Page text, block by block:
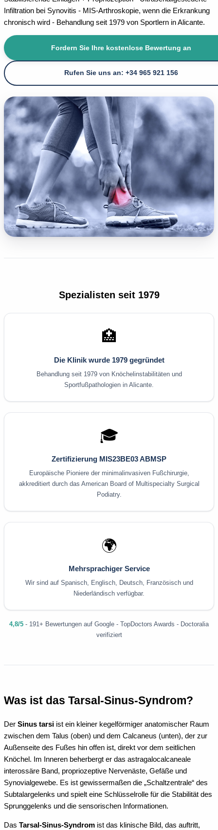
Infiltration bei Synovitis - MIS-Arthroskopie, wenn die Erkrankung
chronisch wird - Behandlung seit 1979 von Sportlern in Alicante.
Fordern Sie Ihre kostenlose Bewertung an
Rufen Sie uns an: +34 965 921 156
Spezialisten seit 1979
🏥
Die Klinik wurde 1979 gegründet
Behandlung seit 1979 von Knöchelinstabilitäten und
Sportfußpathologien in Alicante.
🎓
Zertifizierung MIS23BE03 ABMSP
Europäische Pioniere der minimalinvasiven Fußchirurgie,
akkreditiert durch das American Board of Multispecialty Surgical
Podiatry.
🌍
Mehrsprachiger Service
Wir sind auf Spanisch, Englisch, Deutsch, Französisch und
Niederländisch verfügbar.
4,8/5 - 191+ Bewertungen auf Google - TopDoctors Awards - Doctoralia
verifiziert
Was ist das Tarsal-Sinus-Syndrom?
Der Sinus tarsi ist ein kleiner kegelförmiger anatomischer Raum
zwischen dem Talus (oben) und dem Calcaneus (unten), der zur
Außenseite des Fußes hin offen ist, direkt vor dem seitlichen
Knöchel. Im Inneren beherbergt er das astragalocalcaneale
interossäre Band, propriozeptive Nervenäste, Gefäße und
Synovialgewebe. Es ist gewissermaßen die „Schaltzentrale“ des
Subtalargelenks und spielt eine Schlüsselrolle für die Stabilität des
Sprunggelenks und die sensorischen Informationen.
Das Tarsal-Sinus-Syndrom ist das klinische Bild, das auftritt,